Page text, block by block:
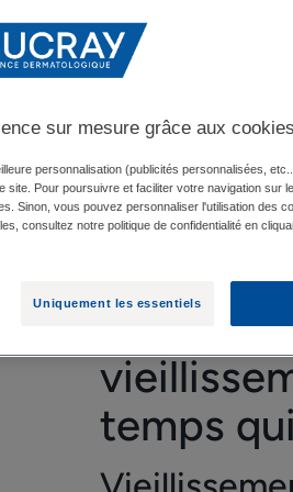
LES CHEVEUX
vos cheveux vous préoccupe ?
des cheveux pour mieux en
temps
sur mesure grâce aux
personnalisation (publicités personnalisées,
Pour poursuivre et faciliter votre navigation sur
Sinon, vous pouvez personnaliser l'utilisation des
consultez notre politique de confidentialité en
Uniquement les essentiels